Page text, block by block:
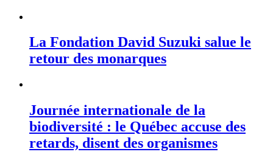
La Fondation David Suzuki salue le
retour des monarques
Journée internationale de la
biodiversité : le Québec accuse des
retards, disent des organismes